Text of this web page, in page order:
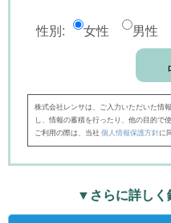
性別: 女性 男性
株式会社レンサは、ご入力いただいた情
し、情報の蓄積を行ったり、他の目的で
ご利用の際は、当社 個人情報保護方針に
▼さらに詳し